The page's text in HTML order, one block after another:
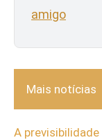
amigo
Mais notícias
A